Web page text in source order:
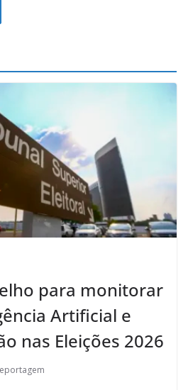
para monitorar
Artificial e
nas Eleições 2026